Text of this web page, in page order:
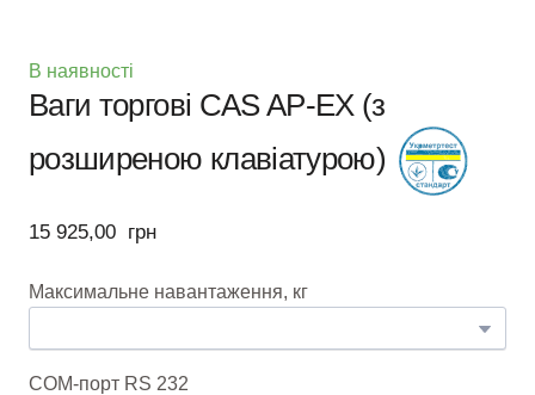
В наявності
Ваги торгові CAS AP-EX (з
розширеною клавіатурою)
15 925,00  грн
Максимальне навантаження, кг
COM-порт RS 232